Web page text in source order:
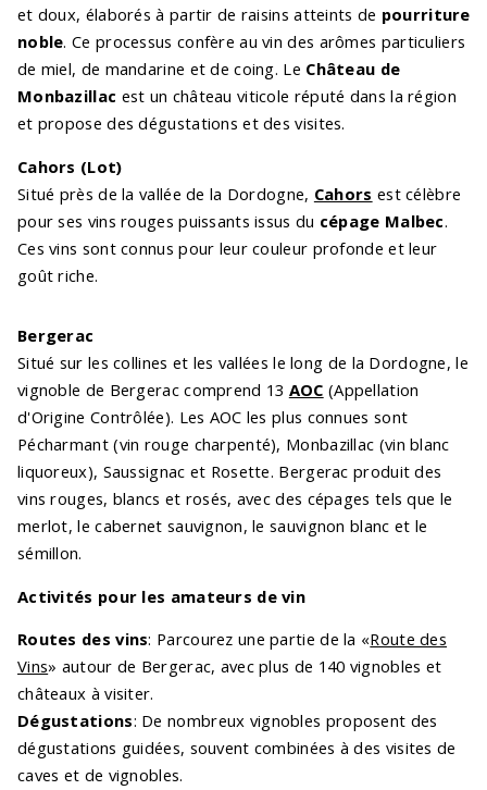
et doux, élaborés à partir de raisins atteints de pourriture
noble. Ce processus confère au vin des arômes particuliers
de miel, de mandarine et de coing. Le Château de
Monbazillac est un château viticole réputé dans la région
et propose des dégustations et des visites.
Cahors (Lot)
Situé près de la vallée de la Dordogne, Cahors est célèbre
pour ses vins rouges puissants issus du cépage Malbec.
Ces vins sont connus pour leur couleur profonde et leur
goût riche.
Bergerac
Situé sur les collines et les vallées le long de la Dordogne, le
vignoble de Bergerac comprend 13 AOC (Appellation
d'Origine Contrôlée). Les AOC les plus connues sont
Pécharmant (vin rouge charpenté), Monbazillac (vin blanc
liquoreux), Saussignac et Rosette. Bergerac produit des
vins rouges, blancs et rosés, avec des cépages tels que le
merlot, le cabernet sauvignon, le sauvignon blanc et le
sémillon.
Activités pour les amateurs de vin
Routes des vins: Parcourez une partie de la «Route des
Vins» autour de Bergerac, avec plus de 140 vignobles et
châteaux à visiter.
Dégustations: De nombreux vignobles proposent des
dégustations guidées, souvent combinées à des visites de
caves et de vignobles.